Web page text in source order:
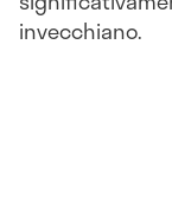
invecchiano.